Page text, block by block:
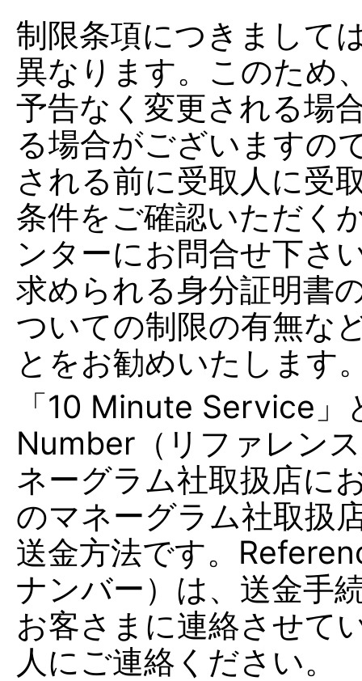
制限条項につきまして
異なります。このため
予告なく変更される場
る場合がございますの
される前に受取人に受
条件をご確認いただく
ンターにお問合せ下さ
求められる身分証明書
ついての制限の有無な
とをお勧めいたします
「10 Minute Service
Number（リファレン
ネーグラム社取扱店に
のマネーグラム社取扱
送金方法です。
ナンバー）は、送金手
お客さまに連絡させて
人にご連絡ください。